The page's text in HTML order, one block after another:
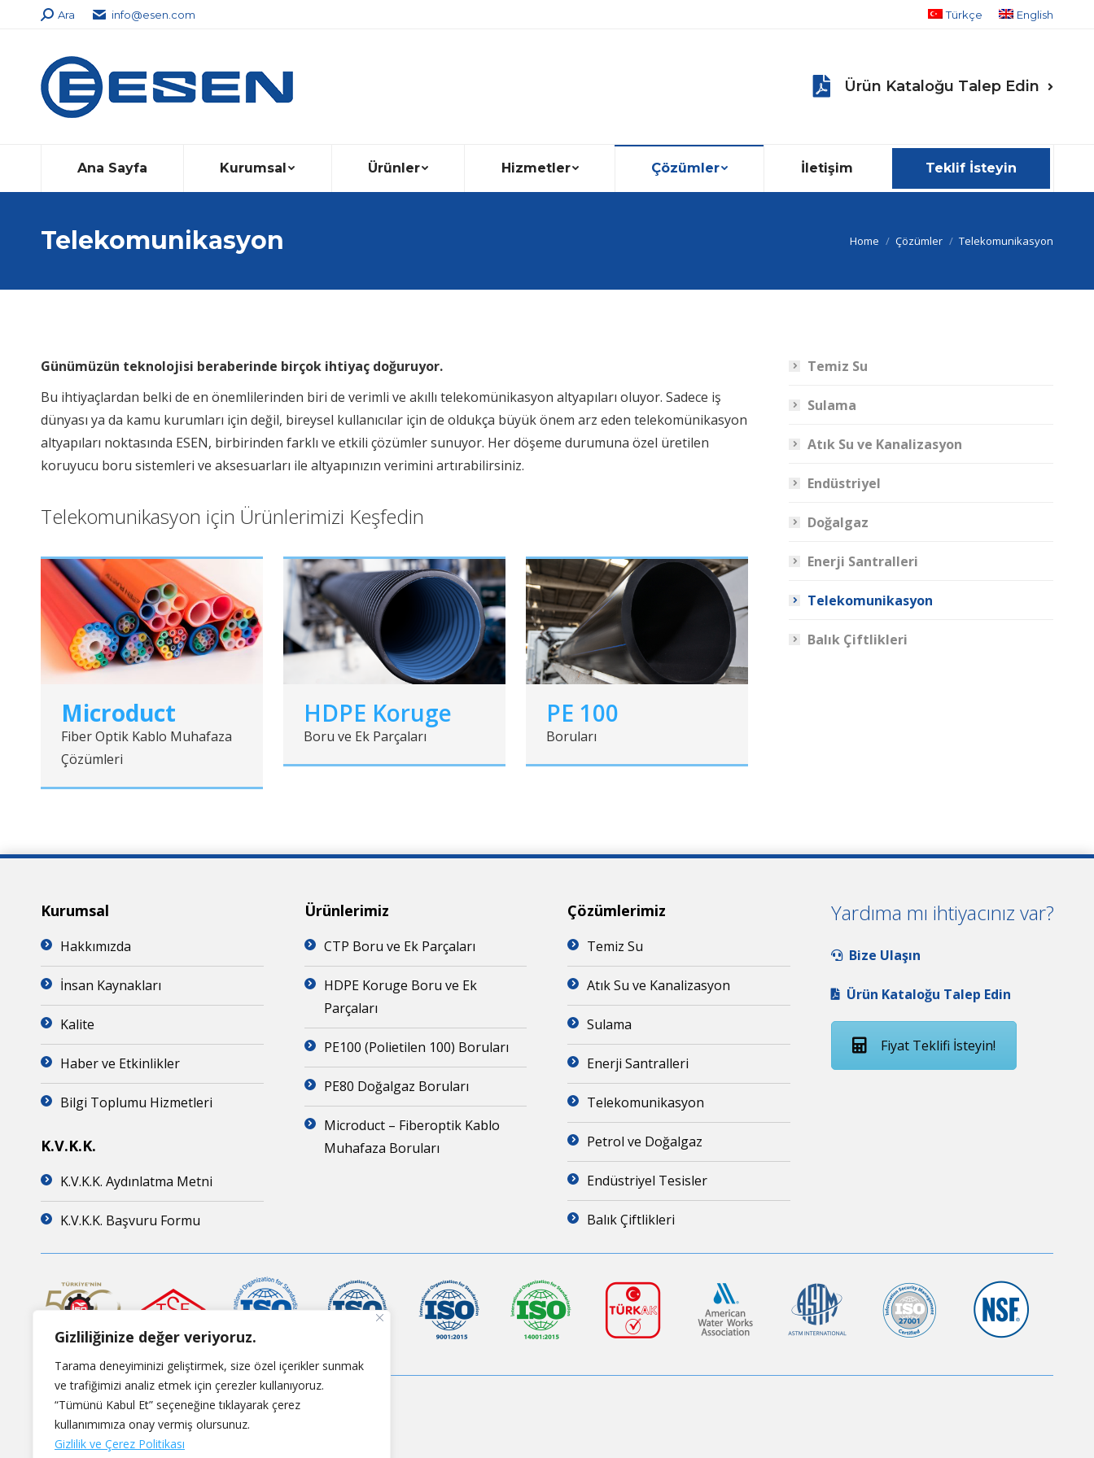
Gizliliğinize değer veriyoruz.
Tarama deneyiminizi geliştirmek, size özel içerikler sunmak
ve trafiğimizi analiz etmek için çerezler kullanıyoruz.
“Tümünü Kabul Et” seçeneğine tıklayarak çerez
kullanımımıza onay vermiş olursunuz.
Gizlilik ve Çerez Politikası
Search:
Ara info@esen.com Türkçe English
Ürün Kataloğu Talep Edin
Ana Sayfa Kurumsal Ürünler Hizmetler Çözümler İletişim Teklif İsteyin
Telekomunikasyon You are here:
Home Çözümler Telekomunikasyon
Günümüzün teknolojisi beraberinde birçok ihtiyaç doğuruyor.
Bu ihtiyaçlardan belki de en önemlilerinden biri de verimli ve akıllı telekomünikasyon altyapıları oluyor. Sadece iş
dünyası ya da kamu kurumları için değil, bireysel kullanıcılar için de oldukça büyük önem arz eden telekomünikasyon
altyapıları noktasında ESEN, birbirinden farklı ve etkili çözümler sunuyor. Her döşeme durumuna özel üretilen
koruyucu boru sistemleri ve aksesuarları ile altyapınızın verimini artırabilirsiniz.
Telekomunikasyon için Ürünlerimizi Keşfedin
Microduct
Fiber Optik Kablo Muhafaza
Çözümleri
HDPE Koruge
Boru ve Ek Parçaları
PE 100
Boruları
Temiz Su
Sulama
Atık Su ve Kanalizasyon
Endüstriyel
Doğalgaz
Enerji Santralleri
Telekomunikasyon
Balık Çiftlikleri
Kurumsal
Hakkımızda
İnsan Kaynakları
Kalite
Haber ve Etkinlikler
Bilgi Toplumu Hizmetleri
K.V.K.K.
K.V.K.K. Aydınlatma Metni
K.V.K.K. Başvuru Formu
Ürünlerimiz
CTP Boru ve Ek Parçaları
HDPE Koruge Boru ve Ek
Parçaları
PE100 (Polietilen 100) Boruları
PE80 Doğalgaz Boruları
Microduct – Fiberoptik Kablo
Muhafaza Boruları
Çözümlerimiz
Temiz Su
Atık Su ve Kanalizasyon
Sulama
Enerji Santralleri
Telekomunikasyon
Petrol ve Doğalgaz
Endüstriyel Tesisler
Balık Çiftlikleri
Yardıma mı ihtiyacınız var?
Bize Ulaşın
Ürün Kataloğu Talep Edin
Fiyat Teklifi İsteyin!